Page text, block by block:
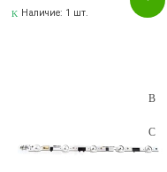
Наличие: 1 шт.